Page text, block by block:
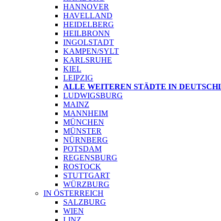
HANNOVER
HAVELLAND
HEIDELBERG
HEILBRONN
INGOLSTADT
KAMPEN/SYLT
KARLSRUHE
KIEL
LEIPZIG
ALLE WEITEREN STÄDTE IN
LUDWIGSBURG
MAINZ
MANNHEIM
MÜNCHEN
MÜNSTER
NÜRNBERG
POTSDAM
REGENSBURG
ROSTOCK
STUTTGART
WÜRZBURG
IN ÖSTERREICH
SALZBURG
WIEN